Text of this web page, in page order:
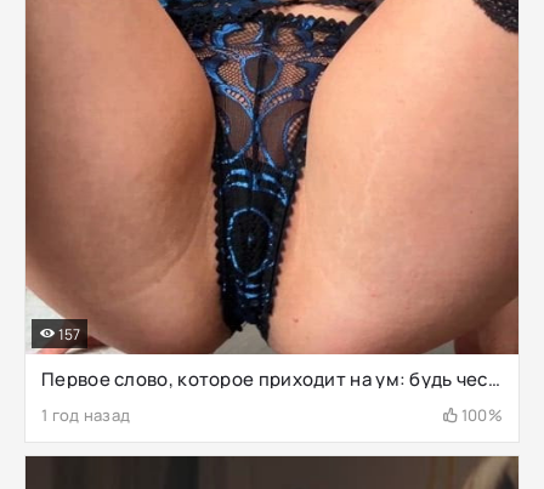
Первое слово, которое приходит на ум: будь честным
1 год назад 100%
157